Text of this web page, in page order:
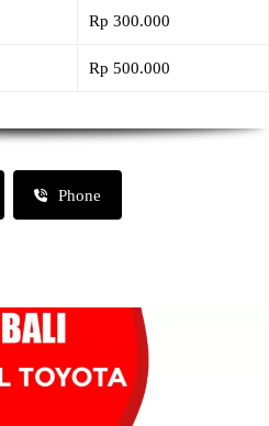
Rp 300.000
Rp 500.000
Phone